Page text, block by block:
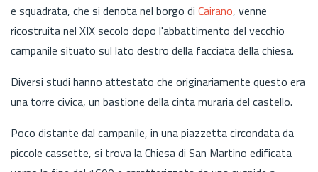
e squadrata, che si denota nel borgo di Cairano, venne
ricostruita nel XIX secolo dopo l'abbattimento del vecchio
campanile situato sul lato destro della facciata della chiesa.
Diversi studi hanno attestato che originariamente questo era
una torre civica, un bastione della cinta muraria del castello.
Poco distante dal campanile, in una piazzetta circondata da
piccole cassette, si trova la Chiesa di San Martino edificata